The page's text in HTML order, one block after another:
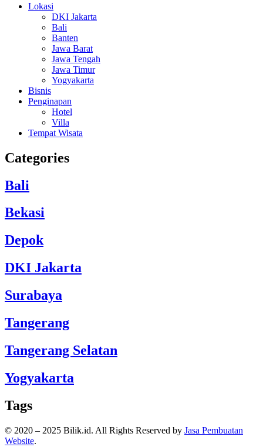
Lokasi
DKI Jakarta
Bali
Banten
Jawa Barat
Jawa Tengah
Jawa Timur
Yogyakarta
Bisnis
Penginapan
Hotel
Villa
Tempat Wisata
Categories
Bali
Bekasi
Depok
DKI Jakarta
Surabaya
Tangerang
Tangerang Selatan
Yogyakarta
Tags
© 2020 – 2025 Bilik.id. All Rights Reserved by Jasa Pembuatan
Website.